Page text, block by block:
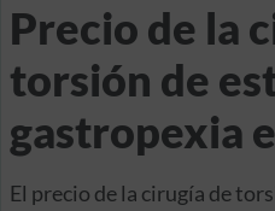
Precio de la
torsión de
gastropexia
El precio de la cirugía de